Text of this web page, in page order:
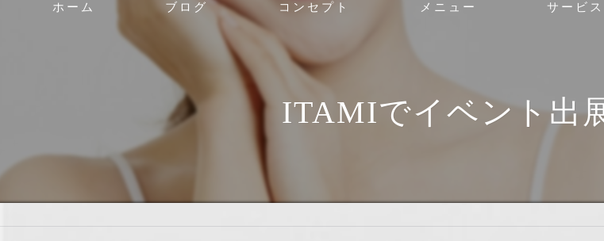
ホーム ブログ コンセプト
伊丹の脱毛･ボディケアサロン2do1セルフ脱毛とタイ古式のお店の口
伊丹の脱毛･ボディケアサロン2do1セルフ脱毛とタイ古式のお店の評
伊丹の脱毛･ボディケアサロン2do1セルフ脱毛とタイ古式のお店のお
メニュー サービス
ITAMIでイベント出